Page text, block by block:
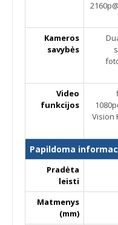
Kameros
savybės
Video
funkcijos
Vision
Papildoma
Pradėta
leisti
Matmenys
(mm)